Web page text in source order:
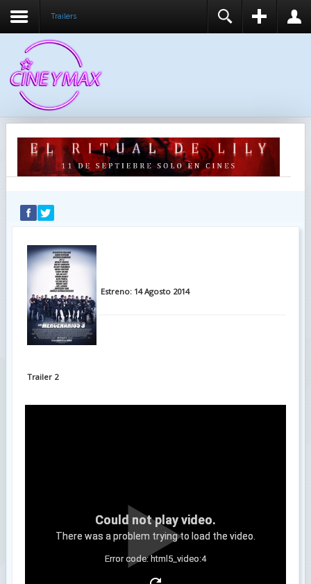
Trailers
RECUÉRDEME
IDENTIFICARSE
Estreno: 14 Agosto 2014
Trailer 2
Could not play video.
There was a problem trying to load the video.
Error code: html5_video:4